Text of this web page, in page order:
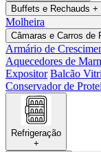
Buffets e Rechauds +
Molheira
Câmaras e Carros de
Armário de
Aquecedores de
Expositor Balcão
Conservador de
Refrigeração
+